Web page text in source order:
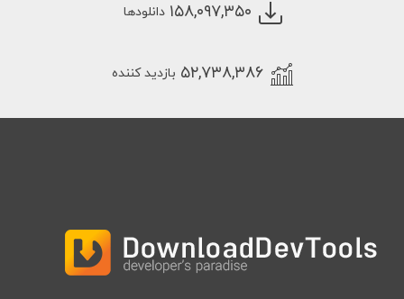
۱۵۸,۰۹۷,۳۵۰ دانلودها
۵۲,۷۳۸,۳۸۶ بازدید کننده